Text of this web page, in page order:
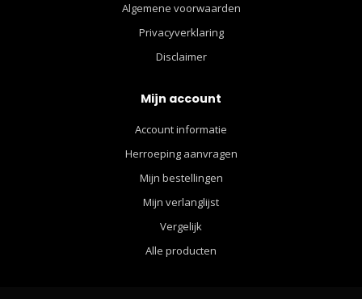
Algemene voorwaarden
Privacyverklaring
Disclaimer
Mijn account
Account informatie
Herroeping aanvragen
Mijn bestellingen
Mijn verlanglijst
Vergelijk
Alle producten